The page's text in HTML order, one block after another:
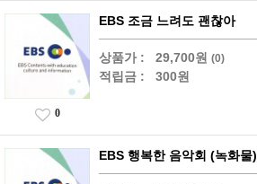
EBS 조금 느려도 괜찮아
상품가 : 29,700원 (0)
적립금 : 300원
0
EBS 행복한 음악회 (녹화물)